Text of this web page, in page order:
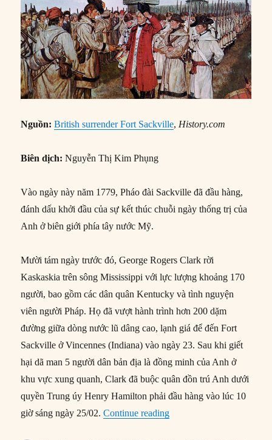
Nguồn: British surrender Fort Sackville, History.com
Biên dịch: Nguyễn Thị Kim Phụng
Vào ngày này năm 1779, Pháo đài Sackville đã đầu hàng,
đánh dấu khởi đầu của sự kết thúc chuỗi ngày thống trị của
Anh ở biên giới phía tây nước Mỹ.
Mười tám ngày trước đó, George Rogers Clark rời
Kaskaskia trên sông Mississippi với lực lượng khoảng 170
người, bao gồm các dân quân Kentucky và tình nguyện
viên người Pháp. Họ đã vượt hành trình hơn 200 dặm
đường giữa dòng nước lũ dâng cao, lạnh giá để đến Fort
Sackville ở Vincennes (Indiana) vào ngày 23. Sau khi giết
hại dã man 5 người dân bản địa là đồng minh của Anh ở
khu vực xung quanh, Clark đã buộc quân đồn trú Anh dưới
quyền Trung úy Henry Hamilton phải đầu hàng vào lúc 10
giờ sáng ngày 25/02.Continue reading“25/02/1779: Quân Anh